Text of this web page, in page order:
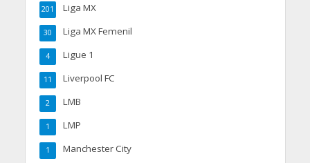
Liga MX
201
Liga MX Femenil
30
Ligue 1
4
Liverpool FC
11
LMB
2
LMP
1
Manchester City
1